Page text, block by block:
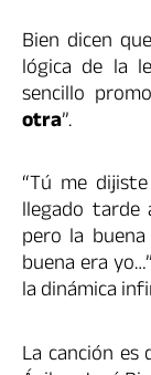
Bien dicen
lógica de la
sencillo
otra”.
“Tú me
llegado tarde
pero la
buena era
la dinámica
La canción